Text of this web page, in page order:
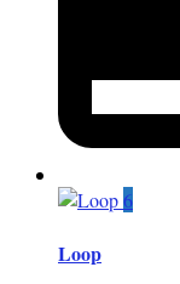
6
Loop